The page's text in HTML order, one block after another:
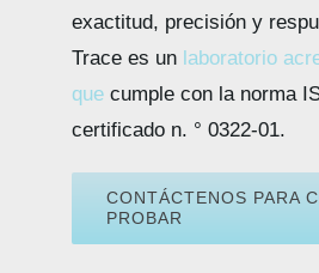
exactitud, precisión y
Trace es un laboratorio
que cumple con la norma
certificado n. ° 0322-01.
CONTÁCTENOS PARA
PROBAR